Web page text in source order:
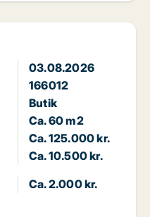
03.08.2026
166012
Butik
Ca. 60 m2
Ca. 125.000 kr.
Ca. 10.500 kr.
Ca. 2.000 kr.